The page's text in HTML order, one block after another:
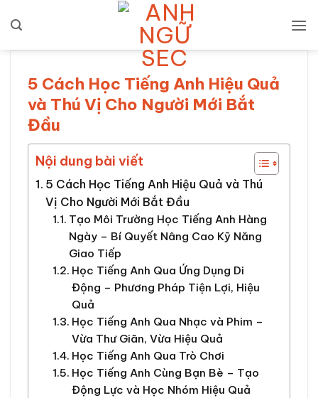
qua
5 Cách Học Tiếng Anh Hiệu Quả
và Thú Vị Cho Người Mới Bắt
Đầu
Nội dung bài viết
5 Cách Học Tiếng Anh Hiệu Quả và Thú
Vị Cho Người Mới Bắt Đầu
Tạo Môi Trường Học Tiếng Anh Hàng
Ngày – Bí Quyết Nâng Cao Kỹ Năng
Giao Tiếp
Học Tiếng Anh Qua Ứng Dụng Di
Động – Phương Pháp Tiện Lợi, Hiệu
Quả
Học Tiếng Anh Qua Nhạc và Phim –
Vừa Thư Giãn, Vừa Hiệu Quả
Học Tiếng Anh Qua Trò Chơi
Học Tiếng Anh Cùng Bạn Bè – Tạo
Động Lực và Học Nhóm Hiệu Quả